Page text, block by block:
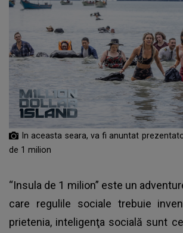
In aceasta seara, va fi anuntat
de 1 milion
“Insula de 1 milion” este un
care regulile sociale trebuie
prietenia, inteligenţa socială sunt